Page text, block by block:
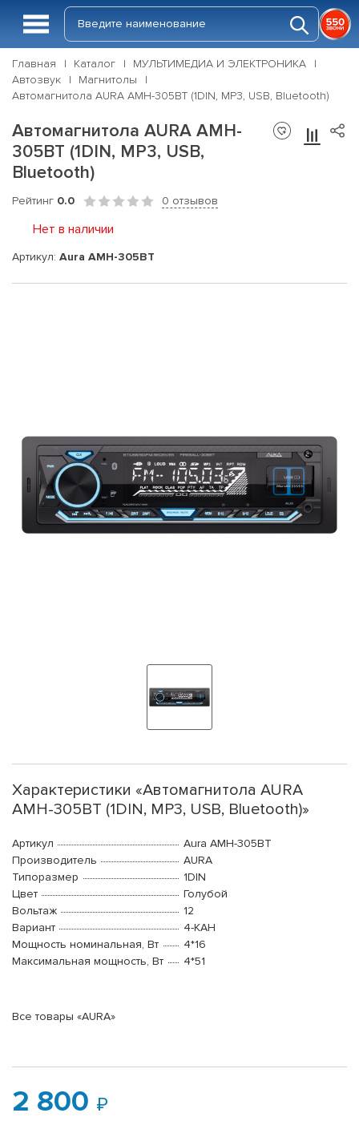
Главная Каталог
МУЛЬТИМЕДИА И ЭЛЕКТРОНИКА
Автозвук
Магнитолы
Автомагнитола AURA AMH-305BT (1DIN, MP3, USB, Bluetooth)
Автомагнитола AURA AMH-
305BT (1DIN, MP3, USB,
Bluetooth)
Рейтинг 0.0 0 отзывов
Нет в наличии
Артикул: Aura AMH-305BT
Характеристики «Автомагнитола AURA
AMH-305BT (1DIN, MP3, USB, Bluetooth)»
Артикул
Aura AMH-305BT
Производитель
AURA
Типоразмер
1DIN
Цвет
Голубой
Вольтаж
12
Вариант
4-КАН
Мощность номинальная, Вт
4*16
Максимальная мощность, Вт
4*51
Все товары «AURA»
2 800